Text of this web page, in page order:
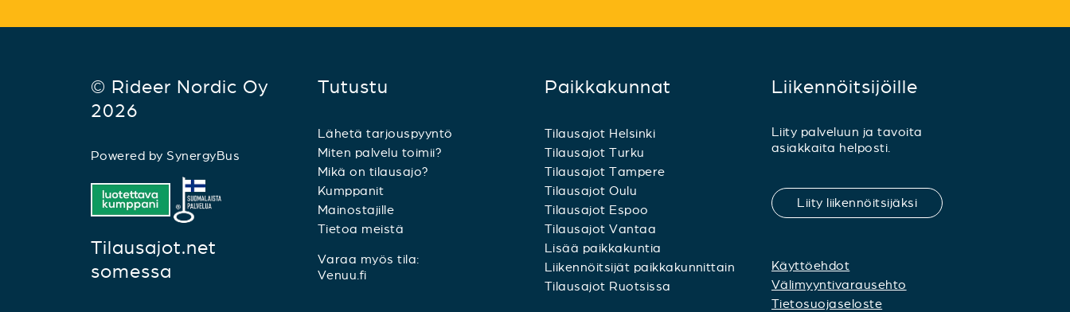
© Rideer Nordic Oy
2026
Powered by SynergyBus
Tilausajot.net
somessa
Tutustu
Lähetä tarjouspyyntö
Miten palvelu toimii?
Mikä on tilausajo?
Kumppanit
Mainostajille
Tietoa meistä
Varaa myös tila:
Venuu.fi
Paikkakunnat
Tilausajot Helsinki
Tilausajot Turku
Tilausajot Tampere
Tilausajot Oulu
Tilausajot Espoo
Tilausajot Vantaa
Lisää paikkakuntia
Liikennöitsijät paikkakunnittain
Tilausajot Ruotsissa
Liikennöitsijöille
Liity palveluun ja tavoita
asiakkaita helposti.
Liity liikennöitsijäksi
Käyttöehdot
Välimyyntivarausehto
Tietosuojaseloste